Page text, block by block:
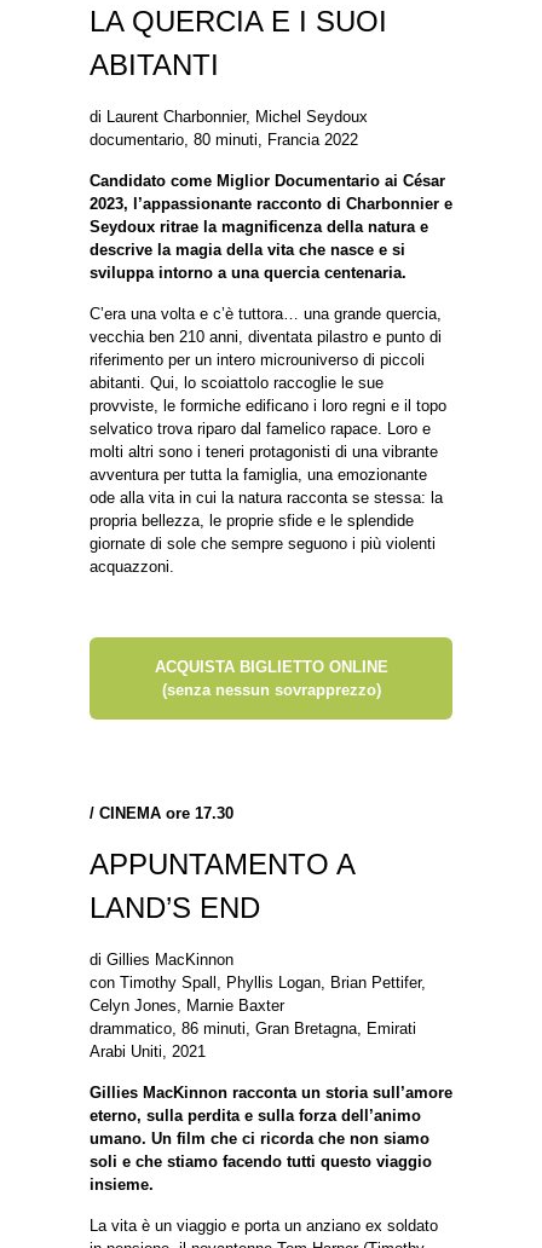
LA QUERCIA E I SUOI
ABITANTI
di Laurent Charbonnier, Michel Seydoux
documentario, 80 minuti, Francia 2022
Candidato come Miglior Documentario ai César
2023, l’appassionante racconto di Charbonnier e
Seydoux ritrae la magnificenza della natura e
descrive la magia della vita che nasce e si
sviluppa intorno a una quercia centenaria.
C’era una volta e c’è tuttora… una grande quercia,
vecchia ben 210 anni, diventata pilastro e punto di
riferimento per un intero microuniverso di piccoli
abitanti. Qui, lo scoiattolo raccoglie le sue
provviste, le formiche edificano i loro regni e il topo
selvatico trova riparo dal famelico rapace. Loro e
molti altri sono i teneri protagonisti di una vibrante
avventura per tutta la famiglia, una emozionante
ode alla vita in cui la natura racconta se stessa: la
propria bellezza, le proprie sfide e le splendide
giornate di sole che sempre seguono i più violenti
acquazzoni.
ACQUISTA BIGLIETTO ONLINE
(senza nessun sovrapprezzo)
/ CINEMA ore 17.30
APPUNTAMENTO A
LAND’S END
di Gillies MacKinnon
con Timothy Spall, Phyllis Logan, Brian Pettifer,
Celyn Jones, Marnie Baxter
drammatico, 86 minuti, Gran Bretagna, Emirati
Arabi Uniti, 2021
Gillies MacKinnon racconta un storia sull’amore
eterno, sulla perdita e sulla forza dell’animo
umano. Un film che ci ricorda che non siamo
soli e che stiamo facendo tutti questo viaggio
insieme.
La vita è un viaggio e porta un anziano ex soldato